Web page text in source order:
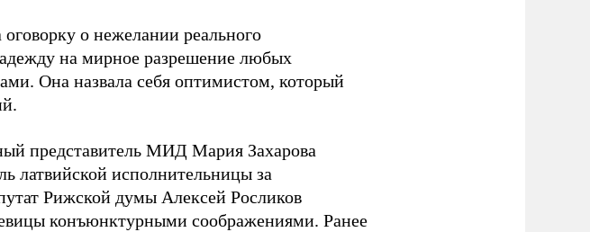
о нежелании реального
на мирное разрешение любых
Она назвала себя оптимистом, который
представитель МИД Мария Захарова
латвийской исполнительницы за
Рижской думы Алексей Росликов
конъюнктурными соображениями. Ранее